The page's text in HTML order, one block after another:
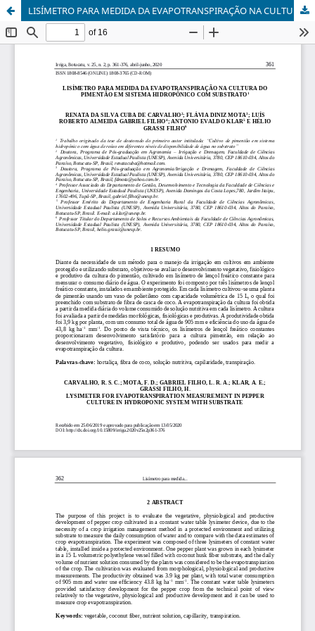
LISÍMETRO PARA MEDIDA DA EVAPOTRANSPIRAÇÃO NA CULTURA DO PIMENTÃO EM SISTEMA HIDROPÔNICO COM SUBSTRATO1